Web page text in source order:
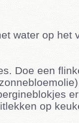
water op het
Doe een
op